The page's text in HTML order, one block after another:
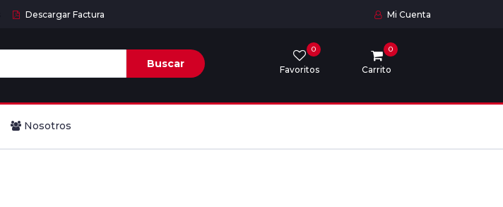
Descargar Factura Mi Cuenta
Buscar Favoritos
0
Carrito
0
Nosotros